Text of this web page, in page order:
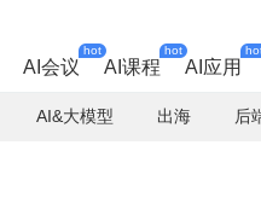
AI会议
hot
AI课程
hot
AI应用
AI&大模型 出海 后